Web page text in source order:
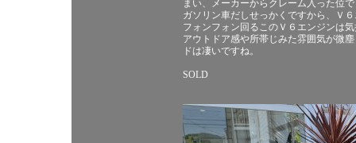
まい、メーカーからクレーム入った位
ガソリン車だしせっかくですから、Ｖ
フォンフォン回るこのＶ６エンジンは
アウトドア感や所帯じみた雰囲気が微
ドは凄いですね。
SOLD